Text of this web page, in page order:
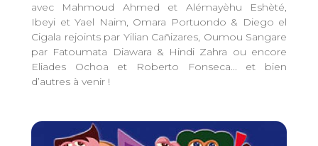
avec Mahmoud Ahmed et Alémayèhu Eshèté,
Ibeyi et Yael Naim, Omara Portuondo & Diego el
Cigala rejoints par Yilian Cañizares, Oumou Sangare
par Fatoumata Diawara & Hindi Zahra ou encore
Eliades Ochoa et Roberto Fonseca... et bien
d’autres à venir !